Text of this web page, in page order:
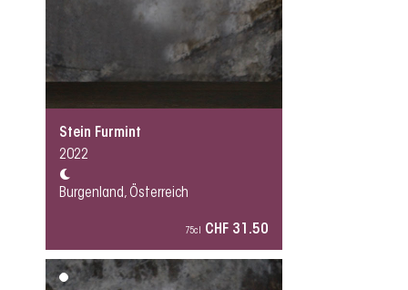
Stein Furmint
2022
Burgenland, Österreich
75cl CHF 31.50